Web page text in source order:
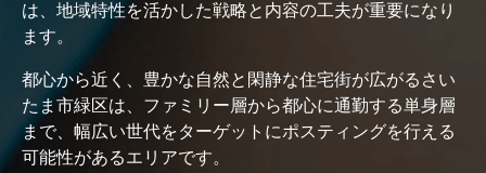
は、地域特性を活かした戦略と内容の工夫が重要になり
ます。
都心から近く、豊かな自然と閑静な住宅街が広がるさい
たま市緑区は、ファミリー層から都心に通勤する単身層
まで、幅広い世代をターゲットにポスティングを行える
可能性があるエリアです。